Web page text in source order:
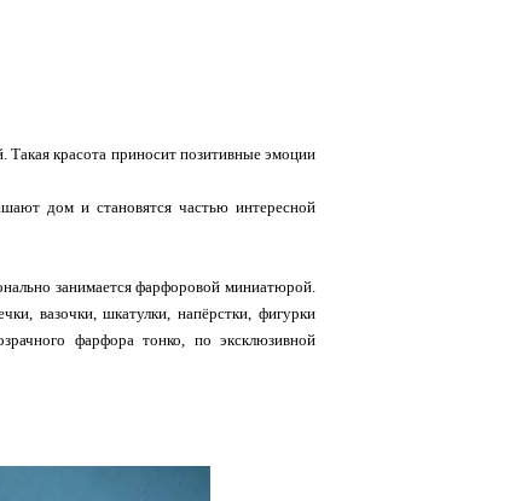
Такая красота приносит позитивные эмоции
дом и становятся частью интересной
занимается фарфоровой миниатюрой.
вазочки, шкатулки, напёрстки, фигурки
фарфора тонко, по эксклюзивной